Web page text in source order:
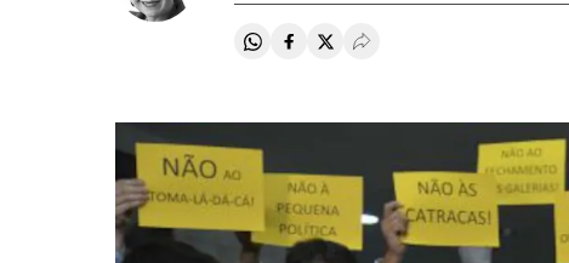
Compartir en Whatsapp
Compartir en Facebook
Compartir en Twitter
Desplegar Redes Sociales